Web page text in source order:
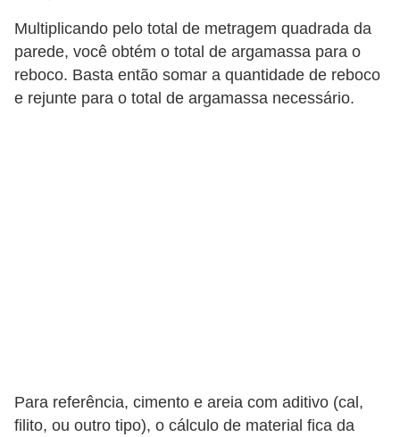
Multiplicando pelo total de metragem quadrada da
parede, você obtém o total de argamassa para o
reboco. Basta então somar a quantidade de reboco
e rejunte para o total de argamassa necessário.
Para referência, cimento e areia com aditivo (cal,
filito, ou outro tipo), o cálculo de material fica da
o
m
í
n